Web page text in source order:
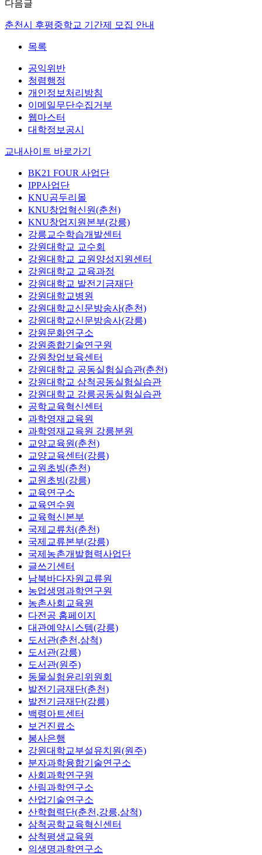
다음글
춘천시 후평중학교 기간제 모집 안내
목록
공익위반
청렴행정
개인정보처리방침
이메일무단수집거부
웹마스터
대학정보공시
교내사이트 바로가기
BK21 FOUR 사업단
IPP사업단
KNU곰두리몰
KNU창업혁신원(춘천)
KNU창업지원본부(강릉)
강릉교수학습개발센터
강원대학교 교수회
강원대학교 교원양성지원센터
강원대학교 교육과정
강원대학교 발전기금재단
강원대학교병원
강원대학교신문방송사(춘천)
강원대학교신문방송사(강릉)
강원문화연구소
강원종합기술연구원
강원창업보육센터
강원대학교 공동실험실습관(춘천)
강원대학교 삼척공동실험실습관
강원대학교 강릉공동실험실습관
공학교육혁신센터
과학영재교육원
과학영재교육원 강릉분원
교양교육원(춘천)
교양교육센터(강릉)
교원초빙(춘천)
교원초빙(강릉)
교육연구소
교육연수원
교육혁신본부
국제교류처(춘천)
국제교류본부(강릉)
국제농촌개발협력사업단
글쓰기센터
남북바다자원교류원
농업생명과학연구원
농촌사회교육원
다전공 홈페이지
대관예약시스템(강릉)
도서관(춘천,삼척)
도서관(강릉)
도서관(원주)
동물실험윤리위원회
발전기금재단(춘천)
발전기금재단(강릉)
백령아트센터
보건진료소
봉사은행
강원대학교부설유치원(원주)
분자과학융합기술연구소
사회과학연구원
산림과학연구소
산업기술연구소
산학협력단(춘천,강릉,삼척)
삼척공학교육혁신센터
삼척평생교육원
의생명과학연구소